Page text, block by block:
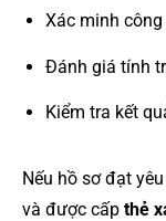
Xác minh
Đánh giá tính
Kiểm tra kết
Nếu hồ sơ đạt
và được cấp thẻ